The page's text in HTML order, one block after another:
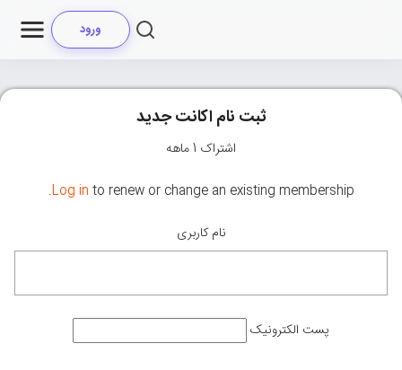
ورود
ثبت نام اکانت جدید
اشتراک 1 ماهه
Log in to renew or change an existing membership.
نام کاربری
پست الکترونیک